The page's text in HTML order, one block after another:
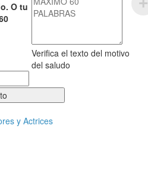
O tu
Verifica el texto del motivo
del saludo
y Actrices